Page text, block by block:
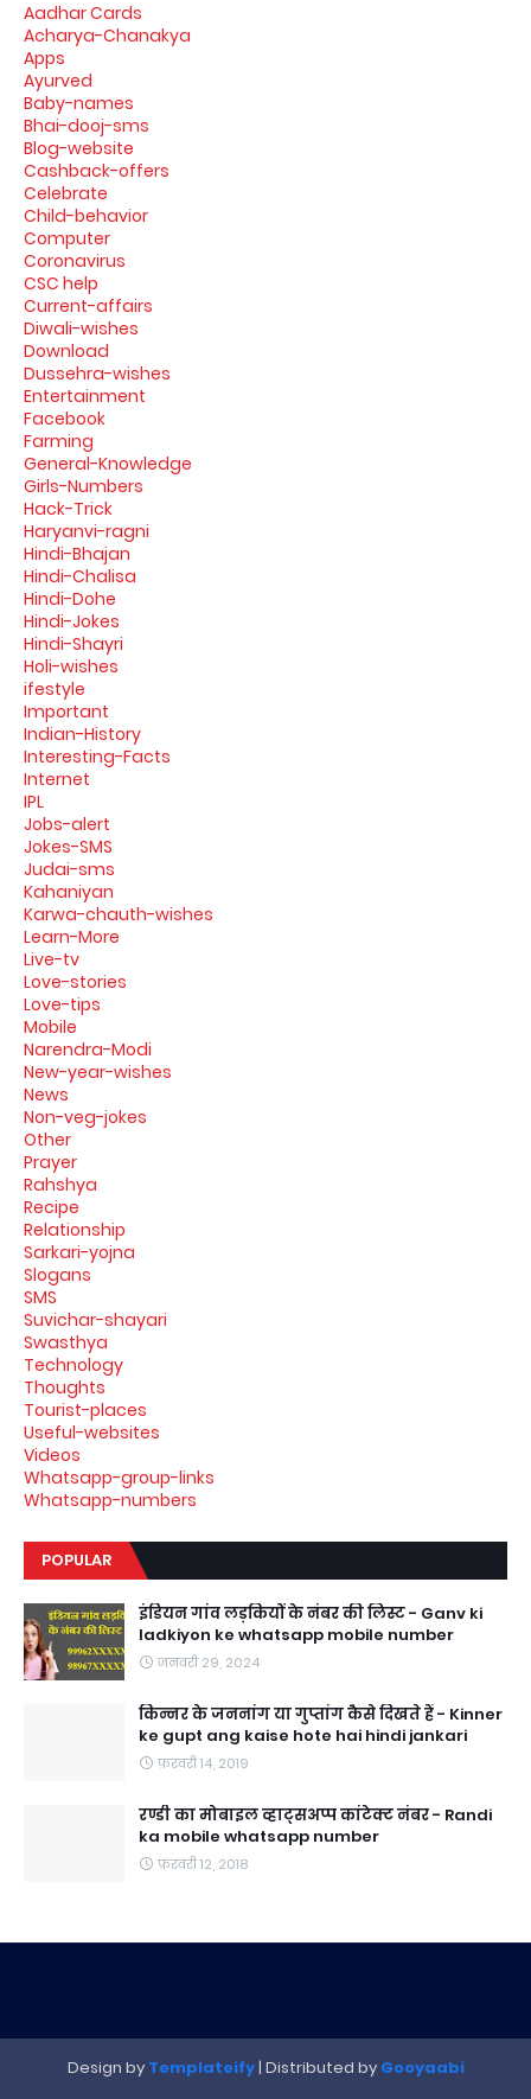
Aadhar Cards
Acharya-Chanakya
Apps
Ayurved
Baby-names
Bhai-dooj-sms
Blog-website
Cashback-offers
Celebrate
Child-behavior
Computer
Coronavirus
CSC help
Current-affairs
Diwali-wishes
Download
Dussehra-wishes
Entertainment
Facebook
Farming
General-Knowledge
Girls-Numbers
Hack-Trick
Haryanvi-ragni
Hindi-Bhajan
Hindi-Chalisa
Hindi-Dohe
Hindi-Jokes
Hindi-Shayri
Holi-wishes
ifestyle
Important
Indian-History
Interesting-Facts
Internet
IPL
Jobs-alert
Jokes-SMS
Judai-sms
Kahaniyan
Karwa-chauth-wishes
Learn-More
Live-tv
Love-stories
Love-tips
Mobile
Narendra-Modi
New-year-wishes
News
Non-veg-jokes
Other
Prayer
Rahshya
Recipe
Relationship
Sarkari-yojna
Slogans
SMS
Suvichar-shayari
Swasthya
Technology
Thoughts
Tourist-places
Useful-websites
Videos
Whatsapp-group-links
Whatsapp-numbers
POPULAR
इंडियन गांव लड़कियों के नंबर की लिस्ट - Ganv ki
ladkiyon ke whatsapp mobile number
जनवरी 29, 2024
किन्नर के जननांग या गुप्तांग कैसे दिखते हैं - Kinner
ke gupt ang kaise hote hai hindi jankari
फ़रवरी 14, 2019
रण्डी का मोबाइल व्हाट्सअप्प कांटेक्ट नंबर - Randi
ka mobile whatsapp number
फ़रवरी 12, 2018
Design by Templateify| Distributed by Gooyaabi